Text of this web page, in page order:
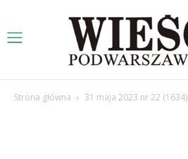
Strona główna 31 maja 2023 nr 22 (1634)